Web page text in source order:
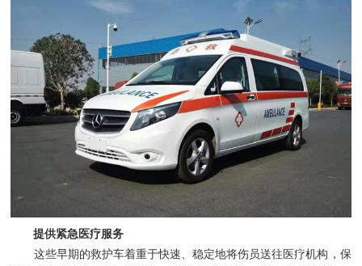
提供紧急医疗服务
这些早期的救护车着重于快速、稳定地将伤员送往医疗机构，保